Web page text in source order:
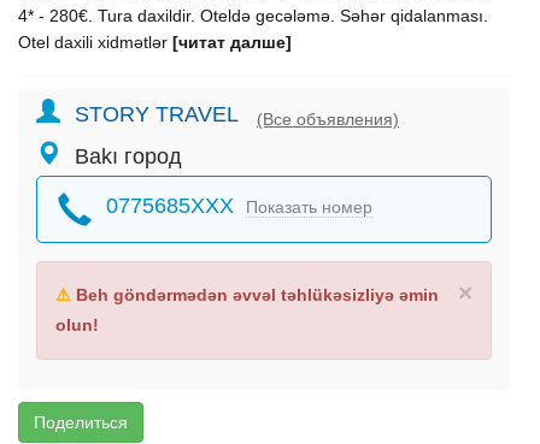
4* - 280€. Tura daxildir. Oteldə gecələmə. Səhər qidalanması.
Otel daxili xidmətlər [читат далше]
STORY TRAVEL (Все объявления)
Bakı город
0775685XXX Показать номер
×
⚠ Beh göndərmədən əvvəl təhlükəsizliyə əmin
olun!
Поделиться